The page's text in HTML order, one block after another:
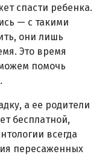
спасти ребенка.
— с такими
они лишь
Это время
помочь
а ее родители
бесплатной,
всегда
пересаженных